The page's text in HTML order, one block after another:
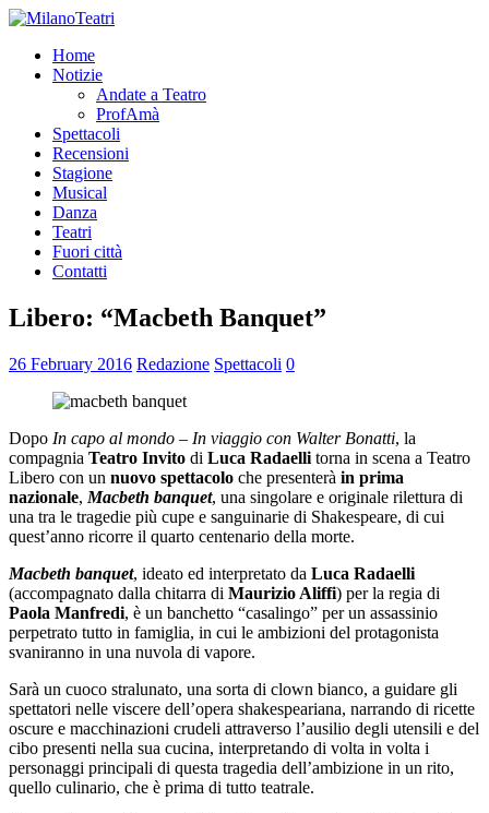
Home
Notizie
Andate a Teatro
ProfAmà
Spettacoli
Recensioni
Stagione
Musical
Danza
Teatri
Fuori città
Contatti
Libero: “Macbeth Banquet”
26 February 2016 Redazione Spettacoli 0
Dopo In capo al mondo – In viaggio con Walter Bonatti, la
compagnia Teatro Invito di Luca Radaelli torna in scena a Teatro
Libero con un nuovo spettacolo che presenterà in prima
nazionale, Macbeth banquet, una singolare e originale rilettura di
una tra le tragedie più cupe e sanguinarie di Shakespeare, di cui
quest’anno ricorre il quarto centenario della morte.
Macbeth banquet, ideato ed interpretato da Luca Radaelli
(accompagnato dalla chitarra di Maurizio Aliffi) per la regia di
Paola Manfredi, è un banchetto “casalingo” per un assassinio
perpetrato tutto in famiglia, in cui le ambizioni del protagonista
svaniranno in una nuvola di vapore.
Sarà un cuoco stralunato, una sorta di clown bianco, a guidare gli
spettatori nelle viscere dell’opera shakespeariana, narrando di ricette
oscure e macchinazioni crudeli attraverso l’ausilio degli utensili e del
cibo presenti nella sua cucina, interpretando di volta in volta i
personaggi principali di questa tragedia dell’ambizione in un rito,
quello culinario, che è prima di tutto teatrale.